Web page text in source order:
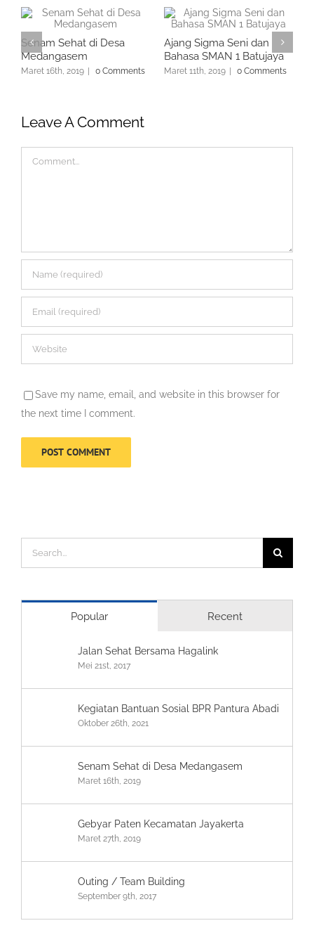
Senam Sehat di Desa
Medangasem
Maret 16th, 2019 0 Comments
Ajang Sigma Seni dan
Bahasa SMAN 1 Batujaya
Maret 11th, 2019 0 Comments
Leave A Comment
Comment
Save my name, email, and website in this browser for
the next time I comment.
for:
Popular Recent
Jalan Sehat Bersama Hagalink
Mei 21st, 2017
Kegiatan Bantuan Sosial BPR Pantura Abadi
Oktober 26th, 2021
Senam Sehat di Desa Medangasem
Maret 16th, 2019
Gebyar Paten Kecamatan Jayakerta
Maret 27th, 2019
Outing / Team Building
September 9th, 2017